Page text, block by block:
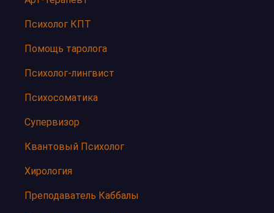
Психолог КПТ
Помощь таролога
Психолог-лингвист
Психосоматика
Супервизор
Квантовый Психолог
Хирология
Преподаватель Каббалы